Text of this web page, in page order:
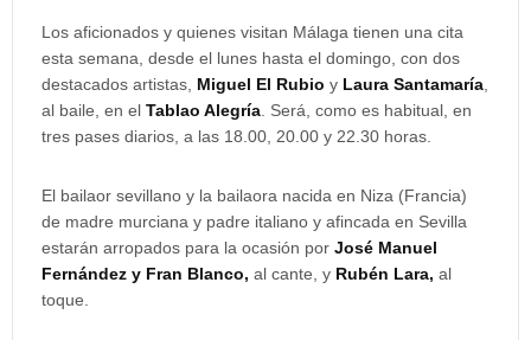
Los aficionados y quienes visitan Málaga tienen una cita
esta semana, desde el lunes hasta el domingo, con dos
destacados artistas, Miguel El Rubio y Laura Santamaría
al baile, en el Tablao Alegría . Será, como es habitual, en
tres pases diarios, a las 18.00, 20.00 y 22.30 horas.
El bailaor sevillano y la bailaora nacida en Niza (Francia)
de madre murciana y padre italiano y afincada en Sevilla
estarán arropados para la ocasión por José Manuel
Fernández y Fran Blanco, al cante, y Rubén Lara, al
toque.